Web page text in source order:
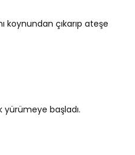
koynundan çıkarıp ateşe
yürümeye başladı.